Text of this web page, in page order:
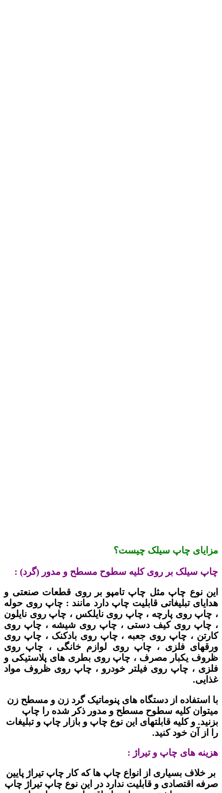
مزایای چاپ سیلک چیست؟
چاپ سیلک بر روی کلیه سطوح مسطح و مدور (گرد) :
این نوع چاپ مثل چاپ تامپو بر روی قطعات صنعتی و
هدایای تبلیغاتی قابلیت چاپ دارد مانند : چاپ روی حوله
، چاپ روی پارچه ، چاپ روی نایلکس ، چاپ روی نایلون
، چاپ روی کیف دستی ، چاپ روی شیشه ، چاپ روی
کارتن ، چاپ روی جعبه ، چاپ روی بادکنک ، چاپ روی
ورقهای فلزی ، چاپ روی لوازم خانگی ، چاپ روی
ظروف یکبار مصرف ، چاپ روی بطری های پلاستیکی و
فلزی ، چاپ روی فیلتر خودرو ، چاپ روی ظروف مواد
غذایی.
با استفاده از دستگاه های پنوماتیک گرد زن و مسطح زن
میتوان کلیه سطوح مسطح و مدور ذکر شده را چاپ
بزنید. و کلیه قابلتهای این نوع چاپ و بازار چاپ و تبلیغات
را از آن خود کنید.
هزینه های چاپ و تیراژ :
بر خلاف بسیاری از انواع چاپ ها که کار چاپ تیراژ پایین
صرفه اقتصادی و قابلیت ندارد در این نوع چاپ تیراژ چاپ